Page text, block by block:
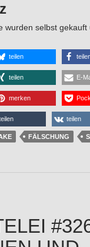
wurden selbst gekauft
teilen
teilen E-
merken
teilen
FÄLSCHUNG